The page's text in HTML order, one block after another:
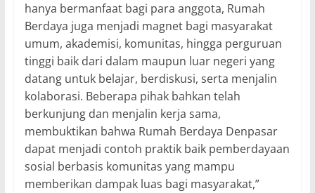
hanya bermanfaat bagi para anggota, Rumah
Berdaya juga menjadi magnet bagi masyarakat
umum, akademisi, komunitas, hingga perguruan
tinggi baik dari dalam maupun luar negeri yang
datang untuk belajar, berdiskusi, serta menjalin
kolaborasi. Beberapa pihak bahkan telah
berkunjung dan menjalin kerja sama,
membuktikan bahwa Rumah Berdaya Denpasar
dapat menjadi contoh praktik baik pemberdayaan
sosial berbasis komunitas yang mampu
memberikan dampak luas bagi masyarakat,”